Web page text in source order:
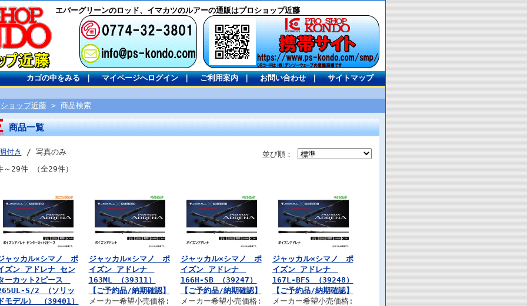
エバーグリーンのロッド、イマカツのルアーの通販はプロショップ近藤
カゴの中をみる｜ マイページへログイン｜ ご利用案内｜ お問い合わせ｜ サイトマップ
ョップ近藤> 商品検索
商品一覧
並び順：
付き
/ 写真のみ
～29件 （全29件）
ャッカル×シマノ ポ
ズン アドレナ セン
ーカット2ピース
S/2 （ソリッ
モデル） （39401）
ジャッカル×シマノ ポ
イズン アドレナ
163ML （39311）
【ご予約品/納期確認】
メーカー希望小売価格:
ジャッカル×シマノ ポ
イズン アドレナ
166H-SB （39247）
【ご予約品/納期確認】
メーカー希望小売価格:
ジャッカル×シマノ ポ
イズン アドレナ
167L-BFS （39248）
【ご予約品/納期確認】
メーカー希望小売価格: